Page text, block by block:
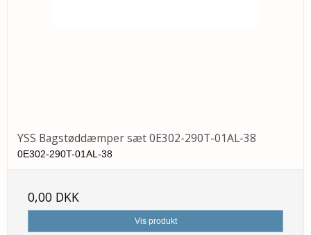
YSS Bagstøddæmper sæt 0E302-290T-01AL-38
0E302-290T-01AL-38
0,00 DKK
Vis produkt